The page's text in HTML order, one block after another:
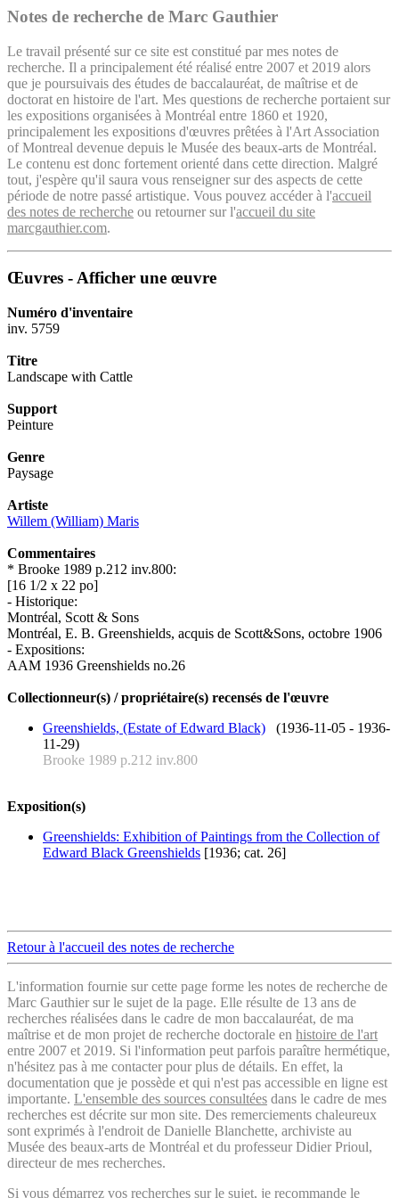
Notes de recherche de Marc Gauthier
Le travail présenté sur ce site est constitué par mes notes de
recherche. Il a principalement été réalisé entre 2007 et 2019 alors
que je poursuivais des études de baccalauréat, de maîtrise et de
doctorat en histoire de l'art. Mes questions de recherche portaient sur
les expositions organisées à Montréal entre 1860 et 1920,
principalement les expositions d'œuvres prêtées à l'Art Association
of Montreal devenue depuis le Musée des beaux-arts de Montréal.
Le contenu est donc fortement orienté dans cette direction. Malgré
tout, j'espère qu'il saura vous renseigner sur des aspects de cette
période de notre passé artistique. Vous pouvez accéder à l'accueil
des notes de recherche ou retourner sur l'accueil du site
marcgauthier.com.
Œuvres - Afficher une œuvre
Numéro d'inventaire
inv. 5759
Titre
Landscape with Cattle
Support
Peinture
Genre
Paysage
Artiste
Willem (William) Maris
Commentaires
* Brooke 1989 p.212 inv.800:
[16 1/2 x 22 po]
- Historique:
Montréal, Scott & Sons
Montréal, E. B. Greenshields, acquis de Scott&Sons, octobre 1906
- Expositions:
AAM 1936 Greenshields no.26
Collectionneur(s) / propriétaire(s) recensés de l'œuvre
Greenshields, (Estate of Edward Black) (1936-11-05 - 1936-
11-29)
Brooke 1989 p.212 inv.800
Exposition(s)
Greenshields: Exhibition of Paintings from the Collection of
Edward Black Greenshields [1936; cat. 26]
Retour à l'accueil des notes de recherche
L'information fournie sur cette page forme les notes de recherche de
Marc Gauthier sur le sujet de la page. Elle résulte de 13 ans de
recherches réalisées dans le cadre de mon baccalauréat, de ma
maîtrise et de mon projet de recherche doctorale en histoire de l'art
entre 2007 et 2019. Si l'information peut parfois paraître hermétique,
n'hésitez pas à me contacter pour plus de détails. En effet, la
documentation que je possède et qui n'est pas accessible en ligne est
importante. L'ensemble des sources consultées dans le cadre de mes
recherches est décrite sur mon site. Des remerciements chaleureux
sont exprimés à l'endroit de Danielle Blanchette, archiviste au
Musée des beaux-arts de Montréal et du professeur Didier Prioul,
directeur de mes recherches.
Si vous démarrez vos recherches sur le sujet, je recommande le